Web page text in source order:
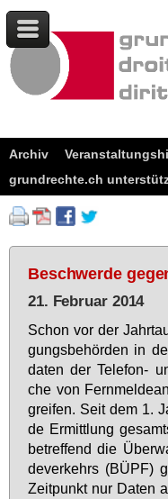
Archiv
grundrechte.ch
Beschwerde
21. Februar 2014
Schon vor der
gungs­be­hör­den in
da­ten der Te­le­fon-
che von
grei­fen. Seit dem 1.
de Er­mitt­lung
be­tref­fend die
de­ver­kehrs (BÜPF)
Zeit­punkt nur Da­ten